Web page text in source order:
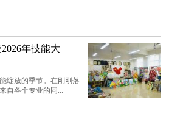
年技能大
绽放的季节。在刚刚落
自各个专业的同...